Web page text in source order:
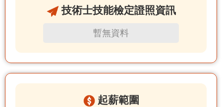
技術士技能檢定證照資訊
暫無資料
起薪範圍